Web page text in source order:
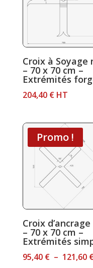
Croix à Soyage
– 70 x 70 cm –
Extrémités
204,40 € HT
Promo !
Croix d’ancrage
– 70 x 70 cm –
Extrémités
95,40 € – 121,60